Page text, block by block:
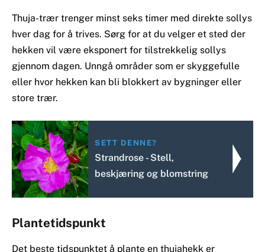
Thuja-trær trenger minst seks timer med direkte sollys
hver dag for å trives. Sørg for at du velger et sted der
hekken vil være eksponert for tilstrekkelig sollys
gjennom dagen. Unngå områder som er skyggefulle
eller hvor hekken kan bli blokkert av bygninger eller
store trær.
SETT DENNE?
Strandrose - Stell,
beskjæring og blomstring
Plantetidspunkt
Det beste tidspunktet å plante en thujahekk er